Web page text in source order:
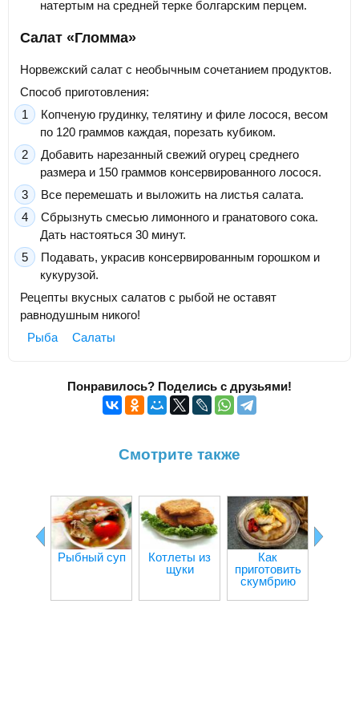
натертым на средней терке болгарским перцем.
Салат «Гломма»
Норвежский салат с необычным сочетанием продуктов.
Способ приготовления:
Копченую грудинку, телятину и филе лосося, весом
по 120 граммов каждая, порезать кубиком.
Добавить нарезанный свежий огурец среднего
размера и 150 граммов консервированного лосося.
Все перемешать и выложить на листья салата.
Сбрызнуть смесью лимонного и гранатового сока.
Дать настояться 30 минут.
Подавать, украсив консервированным горошком и
кукурузой.
Рецепты вкусных салатов с рыбой не оставят
равнодушным никого!
Рыба
Салаты
Понравилось? Поделись с друзьями!
Смотрите также
Рыбный суп
Котлеты из
щуки
Как
приготовить
скумбрию